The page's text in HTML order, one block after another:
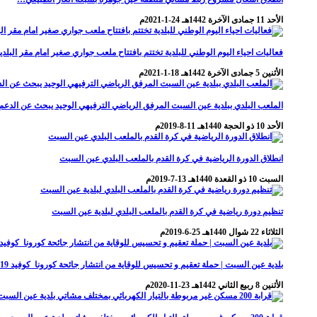
الأحد 11 جمادى الآخرة 1442هـ 24-1-2021م
فعاليات احياء اليوم الوطني للبلدية تختتم بافتتاح ملعب جواري صغير امام مقر
الأثنين 5 جمادى الآخرة 1442هـ 18-1-2021م
الملعب البلدي ببلدية عين السبت المرفق الرياضي الترفيهي الوحيد يبحث عن الدعم
الأحد 10 ذو الحجة 1440هـ 11-8-2019م
انطلاق الدورة الرياضية في كرة القدم بالملعب البلدي عين السبت
السبت 10 ذو القعدة 1440هـ 13-7-2019م
تنظيم دورة رياضية في كرة القدم بالملعب البلدي لبلدية عين السبت
الثلاثاء 22 شوال 1440هـ 25-6-2019م
بلدية عين السبت | حملة تعقيم و تحسيس للوقاية من انتشار جائحة كورونا_كوفيد 19
الأثنين 8 ربيع الثاني 1442هـ 23-11-2020م